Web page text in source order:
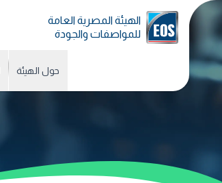
الهيئة المصرية العامة
للمواصفات والجودة
حول الهيئة